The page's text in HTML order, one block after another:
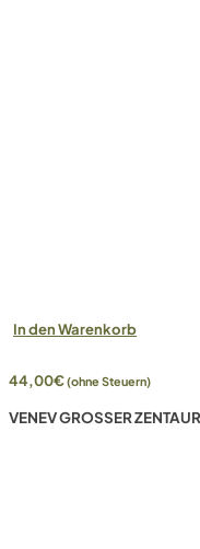
In den Warenkorb
44,00€(ohne Steuern)
VENEV GROSSER